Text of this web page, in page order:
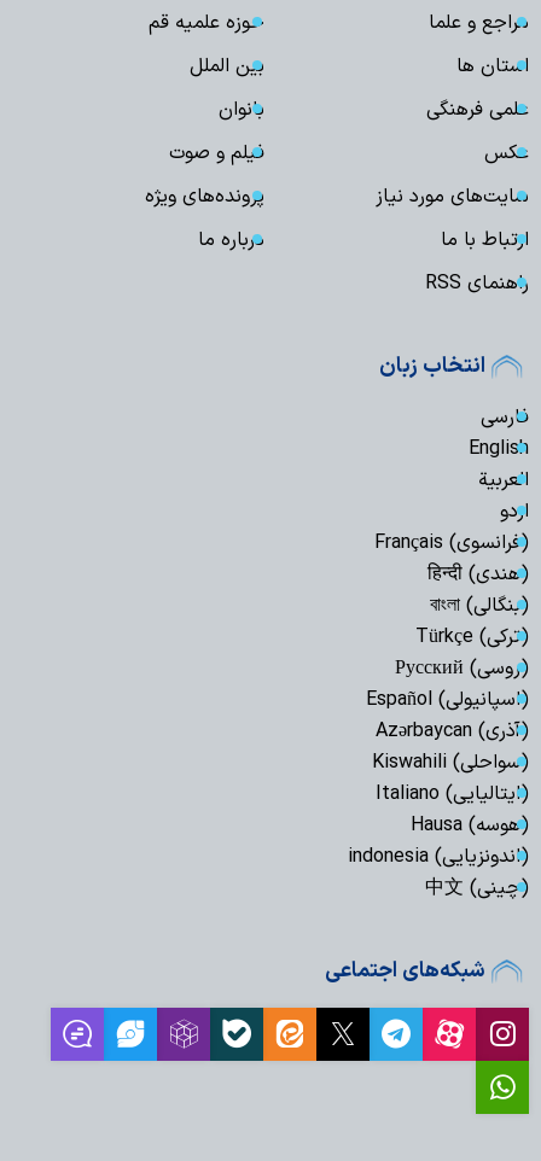
مراجع و علما
حوزه علمیه قم
استان ها
بین الملل
علمی فرهنگی
بانوان
عکس
فیلم و صوت
سایت‌های مورد نیاز
پرونده‌های ویژه
ارتباط با ما
درباره ما
راهنمای RSS
انتخاب زبان
فارسی
English
العربیة
اردو
(فرانسوی) Français
(هندی) हिन्दी
(بنگالی) বাংলা
(ترکی) Türkçe
(روسی) Русский
(اسپانیولی) Español
(آذری) Azərbaycan
(سواحلی) Kiswahili
(ایتالیایی) Italiano
(هوسه) Hausa
(اندونزیایی) indonesia
(چینی) 中文
شبکه‌های اجتماعی